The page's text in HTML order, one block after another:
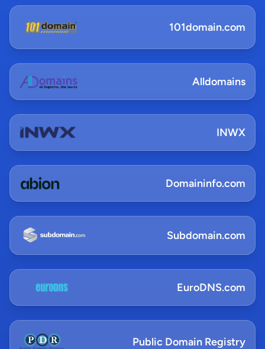
101domain.com
Alldomains
INWX
Domaininfo.com
Subdomain.com
EuroDNS.com
Public Domain Registry